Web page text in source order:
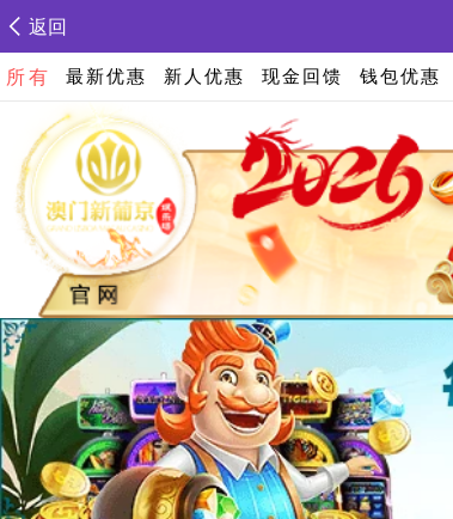
返回
所有 最新优惠 新人优惠 现金回馈 钱包优惠